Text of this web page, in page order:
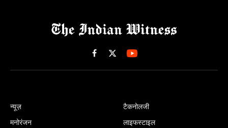
Facebook
X
(Twitter)
न्यूज़
मनोरंजन
टैकनोलजी
लाइफस्टाइल